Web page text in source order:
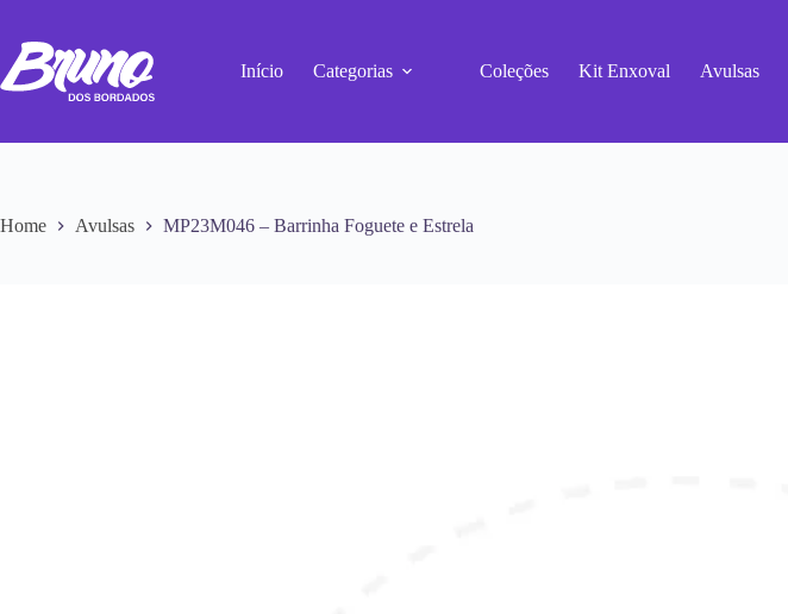
Início Categorias Coleções Kit Enxoval Avulsas
Home Avulsas MP23M046 – Barrinha Foguete e Estrela